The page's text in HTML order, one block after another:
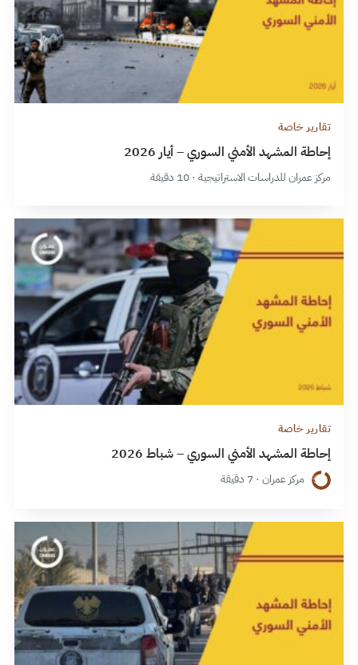
تقارير خاصة
إحاطة المشهد الأمني السوري – أيار 2026
مركز عمران للدراسات الاستراتيجية · 10 دقيقة
تقارير خاصة
إحاطة المشهد الأمني السوري – شباط 2026
مركز عمران · 7 دقيقة